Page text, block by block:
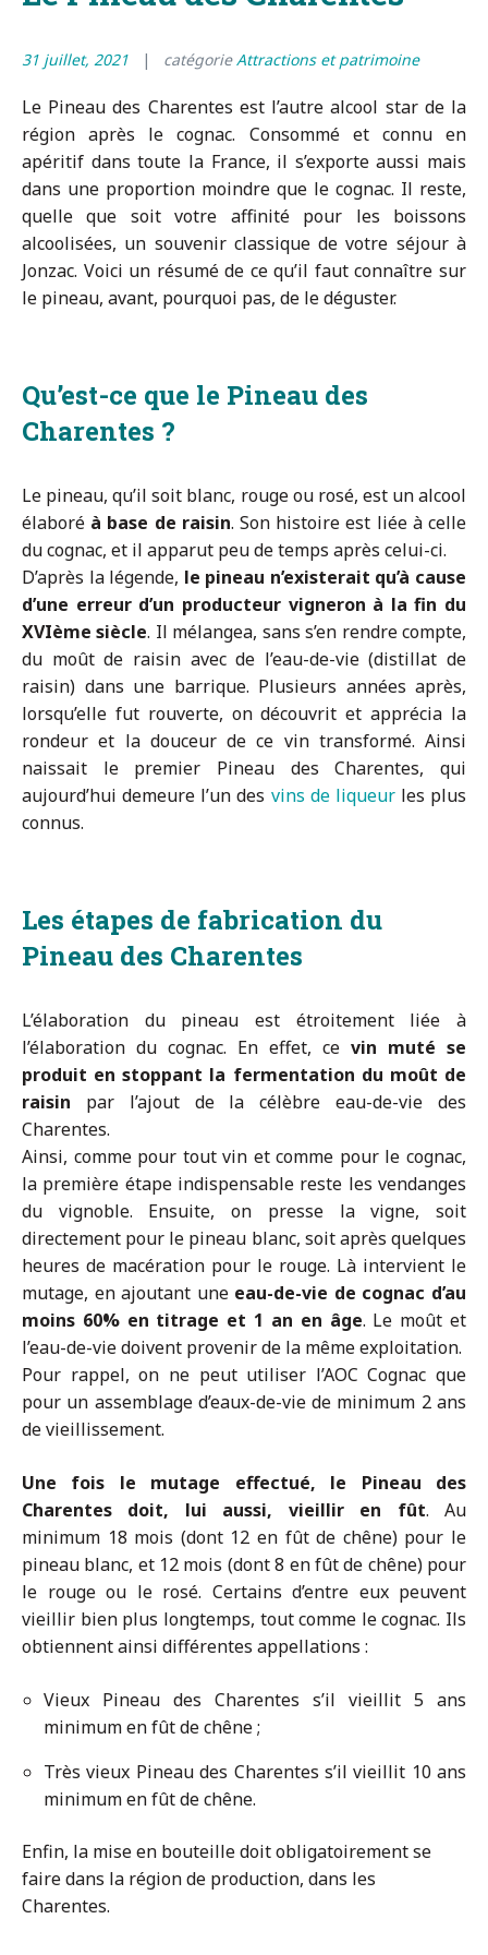
31 juillet, 2021 catégorieAttractions et patrimoine
Le Pineau des Charentes est l’autre alcool star de la
région après le cognac. Consommé et connu en
apéritif dans toute la France, il s’exporte aussi mais
dans une proportion moindre que le cognac. Il reste,
quelle que soit votre affinité pour les boissons
alcoolisées, un souvenir classique de votre séjour à
Jonzac. Voici un résumé de ce qu’il faut connaître sur
le pineau, avant, pourquoi pas, de le déguster.
Qu’est-ce que le Pineau des
Charentes ?
Le pineau, qu’il soit blanc, rouge ou rosé, est un alcool
élaboré à base de raisin. Son histoire est liée à celle
du cognac, et il apparut peu de temps après celui-ci.
D’après la légende, le pineau n’existerait qu’à cause
d’une erreur d’un producteur vigneron à la fin du
XVIème siècle. Il mélangea, sans s’en rendre compte,
du moût de raisin avec de l’eau-de-vie (distillat de
raisin) dans une barrique. Plusieurs années après,
lorsqu’elle fut rouverte, on découvrit et apprécia la
rondeur et la douceur de ce vin transformé. Ainsi
naissait le premier Pineau des Charentes, qui
aujourd’hui demeure l’un des vins de liqueurles plus
connus.
Les étapes de fabrication du
Pineau des Charentes
L’élaboration du pineau est étroitement liée à
l’élaboration du cognac. En effet, ce vin muté se
produit en stoppant la fermentation du moût de
raisin par l’ajout de la célèbre eau-de-vie des
Charentes.
Ainsi, comme pour tout vin et comme pour le cognac,
la première étape indispensable reste les vendanges
du vignoble. Ensuite, on presse la vigne, soit
directement pour le pineau blanc, soit après quelques
heures de macération pour le rouge. Là intervient le
mutage, en ajoutant une eau-de-vie de cognac d’au
moins 60% en titrage et 1 an en âge. Le moût et
l’eau-de-vie doivent provenir de la même exploitation.
Pour rappel, on ne peut utiliser l’AOC Cognac que
pour un assemblage d’eaux-de-vie de minimum 2 ans
de vieillissement.
Une fois le mutage effectué, le Pineau des
Charentes doit, lui aussi, vieillir en fût. Au
minimum 18 mois (dont 12 en fût de chêne) pour le
pineau blanc, et 12 mois (dont 8 en fût de chêne) pour
le rouge ou le rosé. Certains d’entre eux peuvent
vieillir bien plus longtemps, tout comme le cognac. Ils
obtiennent ainsi différentes appellations :
Vieux Pineau des Charentes s’il vieillit 5 ans
minimum en fût de chêne ;
Très vieux Pineau des Charentes s’il vieillit 10 ans
minimum en fût de chêne.
Enfin, la mise en bouteille doit obligatoirement se
faire dans la région de production, dans les
Charentes.